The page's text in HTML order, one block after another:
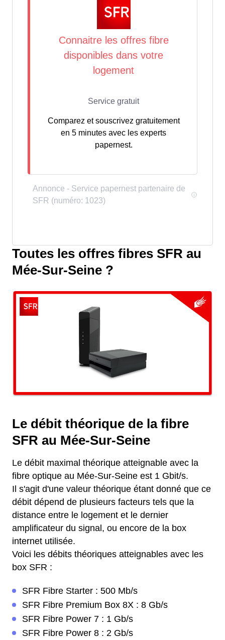
Comparez et souscrivez gratuitement
en 5 minutes avec les experts
papernest.
Toutes les offres fibres SFR au
Mée-Sur-Seine ?
Le débit théorique de la fibre
SFR au Mée-Sur-Seine
Le débit maximal théorique atteignable avec la
fibre optique au Mée-Sur-Seine est 1 Gbit/s.
Il s'agit d'une valeur théorique étant donné que ce
débit dépend de plusieurs facteurs tels que la
distance entre le logement et le dernier
amplificateur du signal, ou encore de la box
internet utilisée.
Voici les débits théoriques atteignables avec les
box SFR :
SFR Fibre Starter : 500 Mb/s
SFR Fibre Premium Box 8X : 8 Gb/s
SFR Fibre Power 7 : 1 Gb/s
SFR Fibre Power 8 : 2 Gb/s